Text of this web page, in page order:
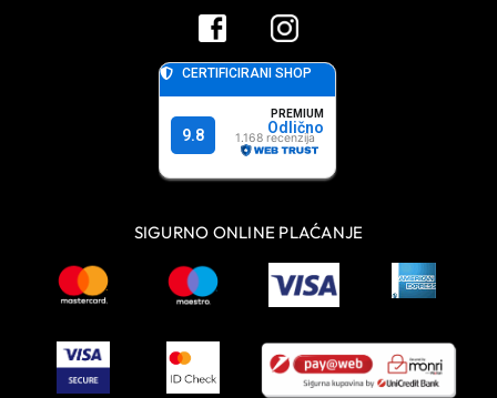
SIGURNO ONLINE PLAĆANJE